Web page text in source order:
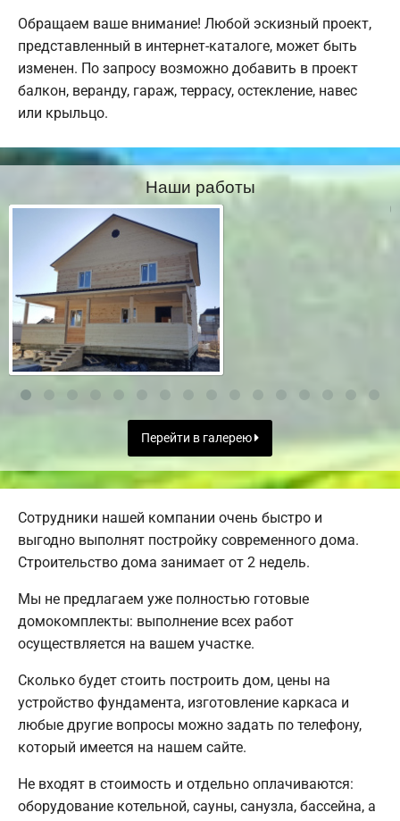
Обращаем ваше внимание! Любой эскизный проект,
представленный в интернет-каталоге, может быть
изменен. По запросу возможно добавить в проект
балкон, веранду, гараж, террасу, остекление, навес
или крыльцо.
Наши работы
Перейти в галерею
Сотрудники нашей компании очень быстро и
выгодно выполнят постройку современного дома.
Строительство дома занимает от 2 недель.
Мы не предлагаем уже полностью готовые
домокомплекты: выполнение всех работ
осуществляется на вашем участке.
Сколько будет стоить построить дом, цены на
устройство фундамента, изготовление каркаса и
любые другие вопросы можно задать по телефону,
который имеется на нашем сайте.
Не входят в стоимость и отдельно оплачиваются:
оборудование котельной, сауны, санузла, бассейна, а